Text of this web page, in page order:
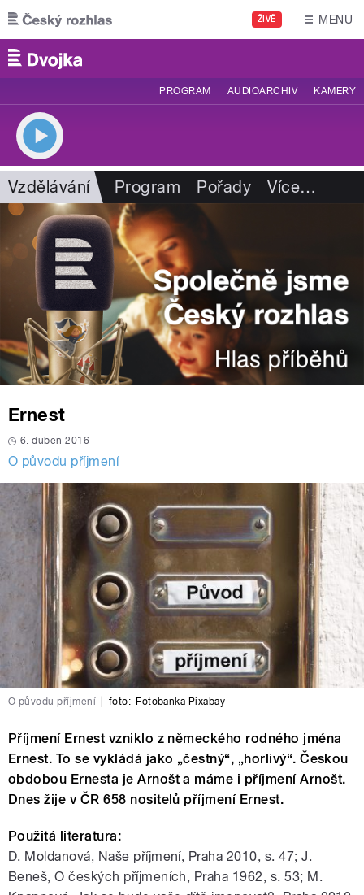
Přejít k hlavnímu obsahu
ŽIVĚ MENU
PROGRAM AUDIOARCHIV KAMERY
Vzdělávání Program Pořady Více…
Ernest
6. duben 2016
O původu příjmení
O původu příjmení foto: Fotobanka Pixabay
Příjmení Ernest vzniklo z německého rodného jména
Ernest. To se vykládá jako „čestný“, „horlivý“. Českou
obdobou Ernesta je Arnošt a máme i příjmení Arnošt.
Dnes žije v ČR 658 nositelů příjmení Ernest.
Použitá literatura:
D. Moldanová, Naše příjmení, Praha 2010, s. 47; J.
Beneš, O českých příjmeních, Praha 1962, s. 53; M.